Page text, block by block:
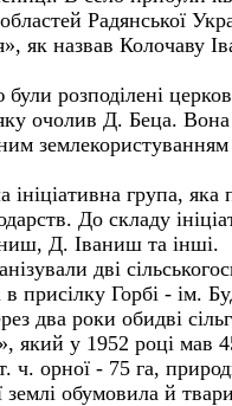
Радянської
як назвав Колочаву
розподілені
очолив Д. Беца.
землекористуванням
група, яка
До складу
Д. Іваниш та інші.
дві
в присілку Горбі - ім.
два роки обидві
який у 1952 році мав
ч. орної - 75 га,
обумовила й